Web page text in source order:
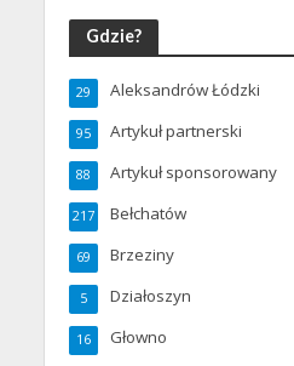
Gdzie?
Aleksandrów Łódzki
29
Artykuł partnerski
95
Artykuł sponsorowany
88
Bełchatów
217
Brzeziny
69
Działoszyn
5
Głowno
16